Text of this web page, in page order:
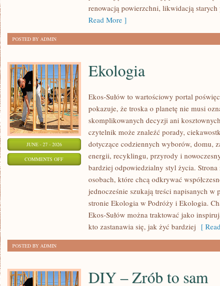
renowacją powierzchni, likwidacją
Read More ]
POSTED BY ADMIN
JUNE - 27 - 2026
COMMENTS OFFON
Ekologia
Ekos-Sułów to wartościowy portal
pokazuje, że troska o planetę nie musi
skomplikowanych decyzji ani
czytelnik może znaleźć porady,
dotyczące codziennych wyborów, domu,
energii, recyklingu, przyrody i
bardziej odpowiedzialny styl życia. Strona
osobach, które chcą odkrywać
jednocześnie szukają treści napisanych w
stronie Ekologia w Podróży i Ekologia.
Ekos-Sułów można traktować jako
kto zastanawia się, jak żyć bardziej [
POSTED BY ADMIN
DIY – Zrób to sam